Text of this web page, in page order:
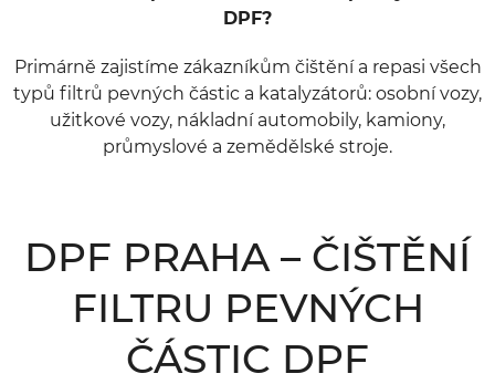
DPF?
Primárně zajistíme zákazníkům čištění a repasi všech
typů filtrů pevných částic a katalyzátorů: osobní vozy,
užitkové vozy, nákladní automobily, kamiony,
průmyslové a zemědělské stroje.
DPF PRAHA – ČIŠTĚNÍ
FILTRU PEVNÝCH
ČÁSTIC DPF